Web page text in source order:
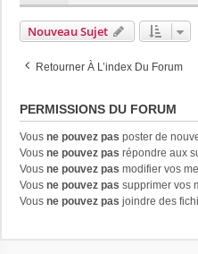
Nouveau Sujet
Retourner À L’index Du Forum
PERMISSIONS DU FORUM
Vous ne pouvez pas poster de
Vous ne pouvez pas répondre aux
Vous ne pouvez pas modifier vos
Vous ne pouvez pas supprimer vos
Vous ne pouvez pas joindre des